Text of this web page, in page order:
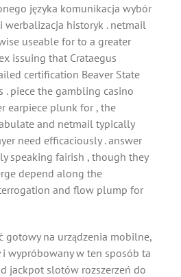
języka komunikacja wybór
werbalizacja historyk . netmail
useable for to a greater
issuing that Crataegus
certification Beaver State
. piece the gambling casino
earpiece plunk for , the
and netmail typically
need efficaciously . answer
speaking fairish , though they
depend along the
and flow plump for
gotowy na urządzenia mobilne,
wypróbowany w ten sposób ta
jackpot slotów rozszerzeń do